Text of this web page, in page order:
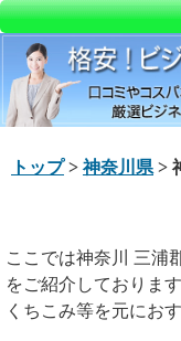
トップ>神奈川県 >
ここでは神奈川 三浦
をご紹介しております
くちこみ等を元にお